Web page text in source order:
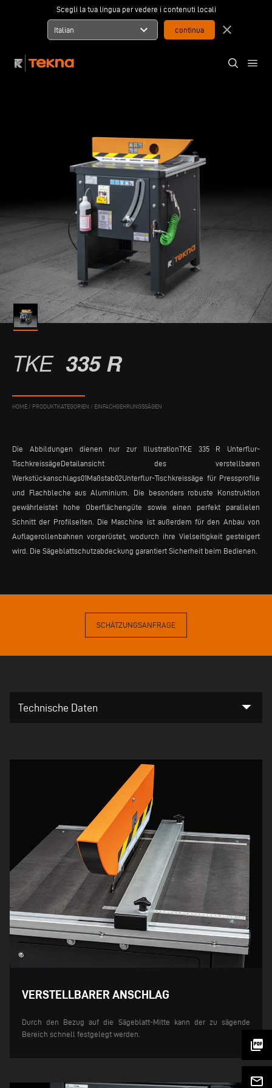
Scegli la tua lingua per vedere i contenuti locali
Italian expand_more close
TKE 335 R
HOME / PRODUKTKATEGORIEN / EINFACHGEHRUNGSSÄGEN
Die Abbildungen dienen nur zur IllustrationTKE 335 R Unterflur-
TischkreissägeDetailansicht des verstellbaren
Werkstückanschlags01Maßstab02Unterflur-Tischkreissäge für Pressprofile
und Flachbleche aus Aluminium. Die besonders robuste Konstruktion
gewährleistet hohe Oberflächengüte sowie einen perfekt parallelen
Schnitt der Profilseiten. Die Maschine ist außerdem für den Anbau von
Auflagerollenbahnen vorgerüstet, wodurch ihre Vielseitigkeit gesteigert
wird. Die Sägeblattschutzabdeckung garantiert Sicherheit beim Bedienen.
SCHÄTZUNGSANFRAGE
picture_as_pdf
mail_outline
Technische Daten arrow_drop_down
VERSTELLBARER ANSCHLAG
Durch den Bezug auf die Sägeblatt-Mitte kann der zu sägende
Bereich schnell festgelegt werden.